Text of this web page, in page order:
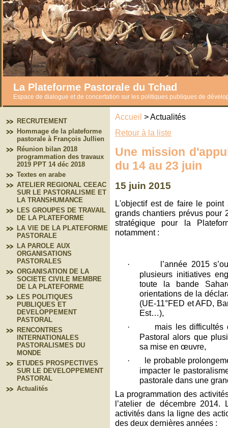
La Plateforme Pastorale du Tchad
Espace de dialogue et de concertation sur les politiques publiques de
RECRUTEMENT
Hommage de la plateforme
pastorale à François Jullien
Réunion bilan 2018
programmation des travaux
2019 PPT 14 déc 2018
Textes en arabe
ATELIER REGIONAL CEEAC
SUR LE PASTORALISME ET
LA TRANSHUMANCE
LES GROUPES DE TRAVAIL
DE LA PLATEFORME
LA VIE DE LA PLATEFORME
PASTORALE
LA PAROLE AUX
ORGANISATIONS
PASTORALES
ORGANISATION DE LA
SOCIETE CIVILE MEMBRE
DE LA PLATEFORME
LES POLITIQUES
PUBLIQUES ET
DEVELOPPEMENT
PASTORAL
RENCONTRES
INTERNATIONALES
PASTORALISMES DU
MONDE
ETUDES PROSPECTIVES
SUR LE DEVELOPPEMENT
PASTORAL
Actualités
Accueil > Actualités
Retour à la liste
Une mission
du 14 au 23 juin
15 juin 2015
L'objectif est de faire le
grands chantiers prévus pour
stratégique pour la
notamment :
·
l’année 2015
plusieurs initiatives
toute la bande
orientations de la
(UE-11°FED et AFD,
Est…),
·
mais les
Pastoral alors que
sa mise en œuvre,
·
le probable
impacter le
pastorale dans une
La programmation des
l’atelier de décembre 2014.
activités dans la ligne des
des deux dernières années :